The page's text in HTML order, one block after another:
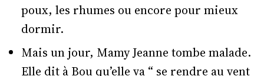
poux, les rhumes ou encore pour mieux
dormir.
Mais un jour, Mamy Jeanne tombe malade.
Elle dit à Bou qu’elle va “ se rendre au vent